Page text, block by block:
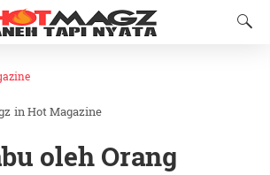
inHot Magazine
oleh Orang